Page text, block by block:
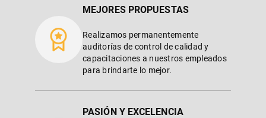
MEJORES PROPUESTAS
Realizamos permanentemente
auditorías de control de calidad y
capacitaciones a nuestros empleados
para brindarte lo mejor.
PASIÓN Y EXCELENCIA